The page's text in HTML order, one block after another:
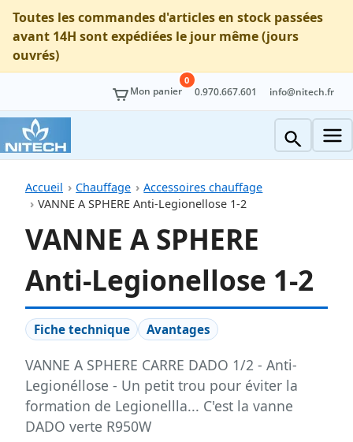
Toutes les commandes d'articles en stock passées
avant 14H sont expédiées le jour même (jours
ouvrés)
Mon panier
0
0.970.667.601 info@nitech.fr
Accueil Chauffage
Accessoires chauffage
VANNE A SPHERE Anti-Legionellose 1-2
VANNE A SPHERE
Anti-Legionellose 1-2
Fiche technique Avantages
VANNE A SPHERE CARRE DADO 1/2 - Anti-
Legionéllose - Un petit trou pour éviter la
formation de Legionellla... C'est la vanne
DADO verte R950W